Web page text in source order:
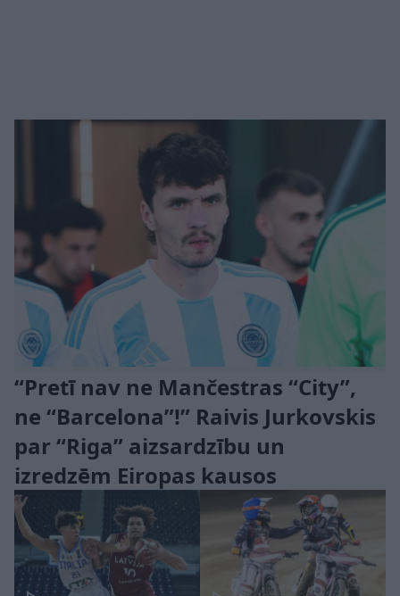
“Pretī nav ne Mančestras “City”,
ne “Barcelona”!” Raivis Jurkovskis
par “Riga” aizsardzību un
izredzēm Eiropas kausos